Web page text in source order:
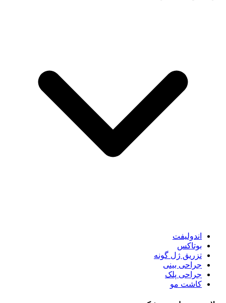
اندولیفت
بوتاکس
تزریق ژل گونه
جراحی بینی
جراحی پلک
کاشت مو